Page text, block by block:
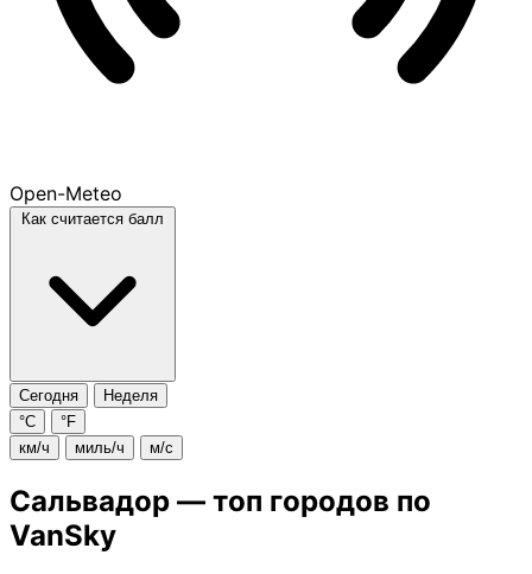
Open-Meteo
Как считается балл
Сегодня
Неделя
°C
°F
км/ч
миль/ч м/с
Сальвадор — топ городов по
VanSky